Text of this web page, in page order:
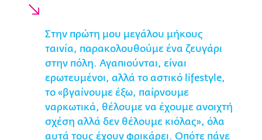
Στην πρώτη μου μεγάλου μήκους
ταινία, παρακολουθούμε ένα ζευγάρι
στην πόλη. Αγαπιούνται, είναι
ερωτευμένοι, αλλά το αστικό lifestyle,
το «βγαίνουμε έξω, παίρνουμε
ναρκωτικά, θέλουμε να έχουμε ανοιχτή
σχέση αλλά δεν θέλουμε κιόλας», όλα
αυτά τους έχουν φρικάρει. Οπότε πάνε